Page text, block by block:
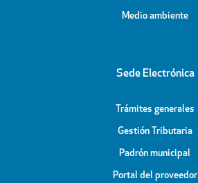
Medio ambiente
Sede Electrónica
Trámites generales
Gestión Tributaria
Padrón municipal
Portal del proveedor